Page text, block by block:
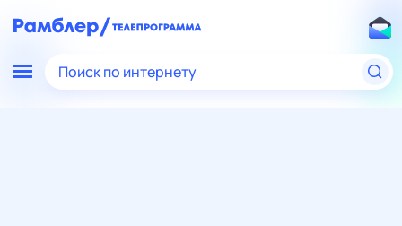
Поиск по интернету